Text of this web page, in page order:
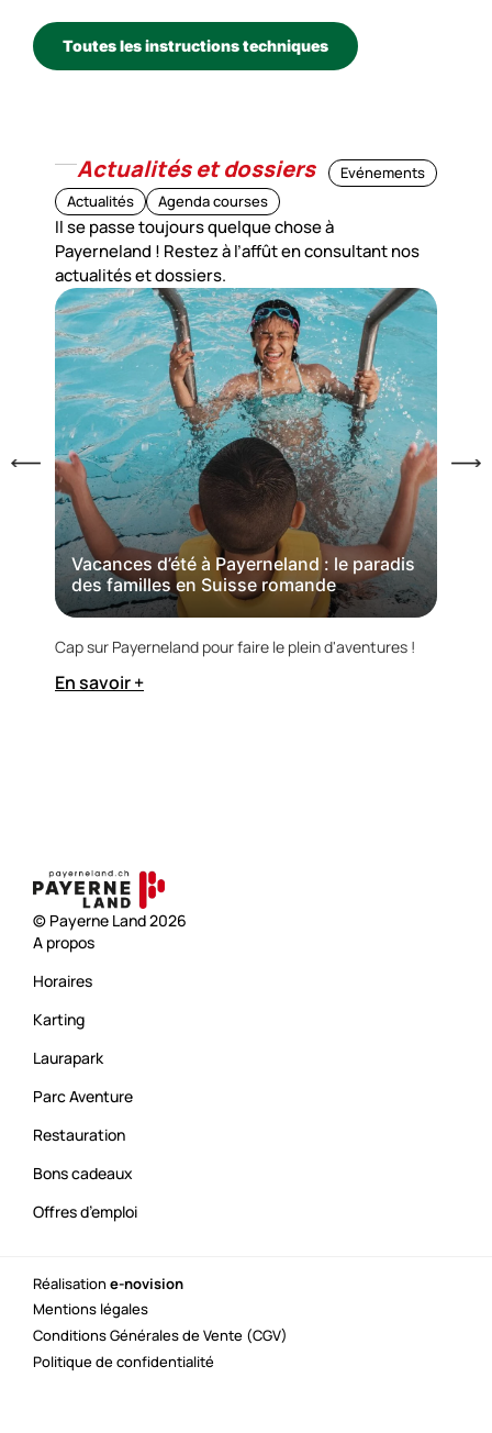
Toutes les instructions techniques
Actualités et dossiers
Evénements
Actualités
Agenda courses
Il se passe toujours quelque chose à
Payerneland ! Restez à l’affût en consultant nos
actualités et dossiers.
Vacances d’été à Payerneland : le paradis
des familles en Suisse romande
Cap sur Payerneland pour faire le plein d'aventures !
En savoir +
© Payerne Land 2026
A propos
Horaires
Karting
Laurapark
Parc Aventure
Restauration
Bons cadeaux
Offres d’emploi
Réalisation e-novision
Mentions légales
Conditions Générales de Vente (CGV)
Politique de confidentialité